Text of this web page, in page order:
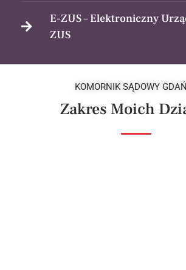
E-ZUS – Elektroniczny
ZUS
KOMORNIK SĄDOWY
Zakres Moich